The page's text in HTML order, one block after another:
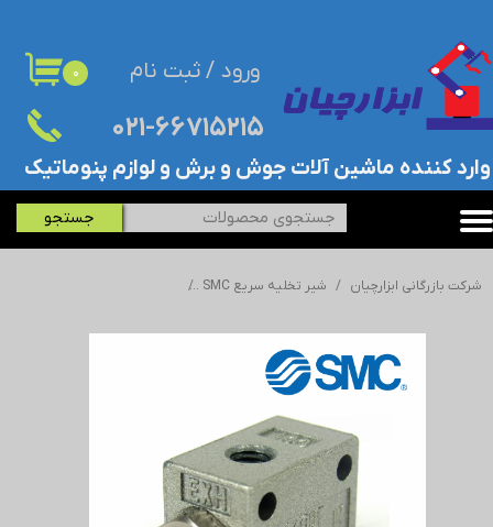
۰۲۱-۶۶۷۱۵۲۱۵​​​​​​​
جستجو
۰
​وارد کننده ماشین آلات جوش و برش و لوازم پنوماتیک
ورود / ثبت نام
حساب کاربری من
تغییر گذر واژه
خروج از حساب کاربری
شرکت بازرگانی ابزارچیان شیر تخلیه سریع SMC